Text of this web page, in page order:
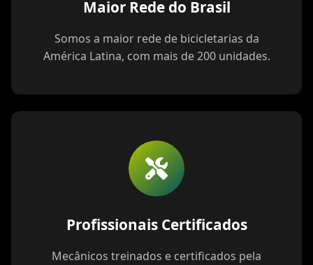
Maior Rede do Brasil
Somos a maior rede de bicicletarias da
América Latina, com mais de 200 unidades.
Profissionais Certificados
Mecânicos treinados e certificados pela